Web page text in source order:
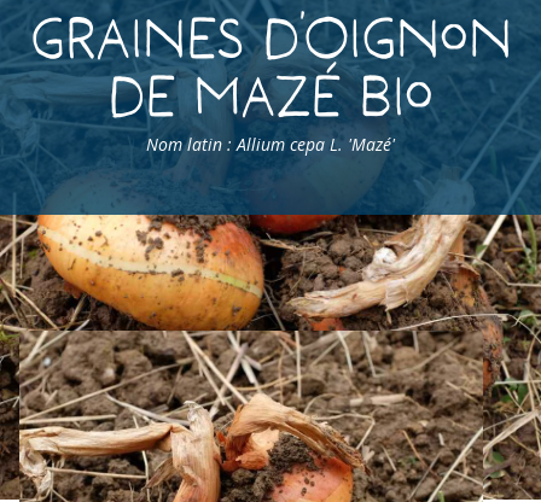
Graines d’Oignon
de Mazé Bio
Nom latin : Allium cepa L. 'Mazé'
Accueil > Produits > Graines Légumes > Oignons >
Oignon de Mazé Bio